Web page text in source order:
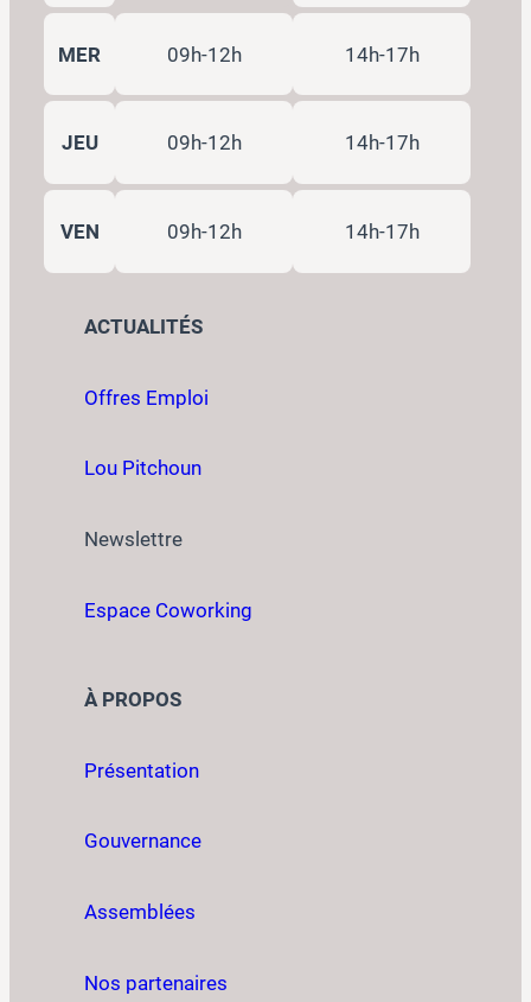
MER 09h-12h 14h-17h
JEU 09h-12h 14h-17h
VEN 09h-12h 14h-17h
ACTUALITÉS
Offres Emploi
Lou Pitchoun
Newslettre
Espace Coworking
À PROPOS
Présentation
Gouvernance
Assemblées
Nos partenaires